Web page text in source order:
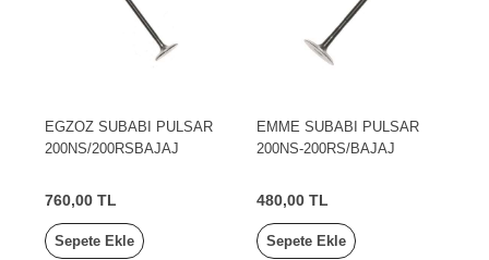
EGZOZ SUBABI PULSAR
200NS/200RSBAJAJ
760,00 TL
Sepete Ekle
EMME SUBABI PULSAR
200NS-200RS/BAJAJ
480,00 TL
Sepete Ekle